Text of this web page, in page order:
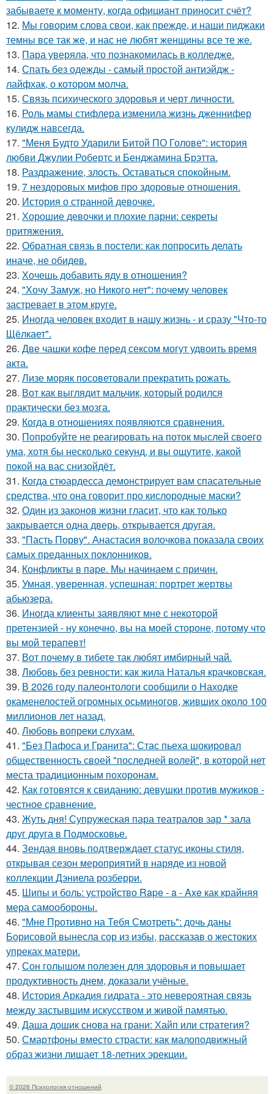
забываете к моменту, когда официант приносит счёт?
12. Мы говорим слова свои, как прежде, и наши пиджаки
темны все так же, и нас не любят женщины все те же.
13. Пара уверяла, что познакомилась в колледже.
14. Спать без одежды - самый простой антиэйдж -
лайфхак, о котором молча.
15. Связь психического здоровья и черт личности.
16. Роль мамы стифлера изменила жизнь дженнифер
кулидж навсегда.
17. "Меня Будто Ударили Битой ПО Голове": история
любви Джулии Робертс и Бенджамина Брэтта.
18. Раздражение, злость. Оставаться спокойным.
19. 7 нездоровых мифов про здоровые отношения.
20. История о странной девочке.
21. Хорошие девочки и плохие парни: секреты
притяжения.
22. Обратная связь в постели: как попросить делать
иначе, не обидев.
23. Хочешь добавить яду в отношения?
24. "Хочу Замуж, но Никого нет": почему человек
застревает в этом круге.
25. Иногда человек входит в нашу жизнь - и сразу "Что-то
Щёлкает".
26. Две чашки кофе перед сексом могут удвоить время
акта.
27. Лизе моряк посоветовали прекратить рожать.
28. Вот как выглядит мальчик, который родился
практически без мозга.
29. Когда в отношениях появляются сравнения.
30. Попробуйте не реагировать на поток мыслей своего
ума, хотя бы несколько секунд, и вы ощутите, какой
покой на вас снизойдёт.
31. Когда стюардесса демонстрирует вам спасательные
средства, что она говорит про кислородные маски?
32. Один из законов жизни гласит, что как только
закрывается одна дверь, открывается другая.
33. "Пасть Порву". Анастасия волочкова показала своих
самых преданных поклонников.
34. Конфликты в паре. Мы начинаем с причин.
35. Умная, уверенная, успешная: портрет жертвы
абьюзера.
36. Иногда клиенты заявляют мне с некоторой
претензией - ну конечно, вы на моей стороне, потому что
вы мой терапевт!
37. Вот почему в тибете так любят имбирный чай.
38. Любовь без ревности: как жила Наталья крачковская.
39. В 2026 году палеонтологи сообщили о Находке
окаменелостей огромных осьминогов, живших около 100
миллионов лет назад.
40. Любовь вопреки слухам.
41. "Без Пафоса и Гранита": Стас пьеха шокировал
общественность своей "последней волей", в которой нет
места традиционным похоронам.
42. Как готовятся к свиданию: девушки против мужиков -
честное сравнение.
43. Жуть дня! Супружеская пара театралов зар * зала
друг друга в Подмосковье.
44. Зендая вновь подтверждает статус иконы стиля,
открывая сезон мероприятий в наряде из новой
коллекции Дэниела розберри.
45. Шипы и боль: устройство Rape - a - Axe как крайняя
мера самообороны.
46. "Мне Противно на Тебя Смотреть": дочь даны
Борисовой вынесла сор из избы, рассказав о жестоких
упреках матери.
47. Сон голышом полезен для здоровья и повышает
продуктивность днем, доказали учёные.
48. История Аркадия гидрата - это невероятная связь
между застывшим искусством и живой памятью.
49. Даша дошик снова на грани: Хайп или стратегия?
50. Смартфоны вместо страсти: как малоподвижный
образ жизни лишает 18-летних эрекции.
© 2026 Психология отношений